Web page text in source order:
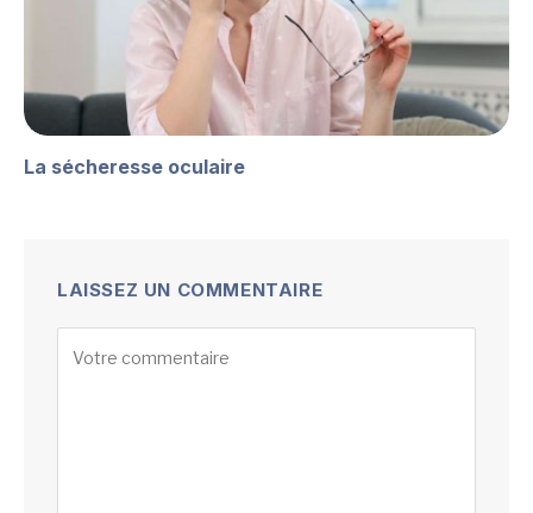
La sécheresse oculaire
LAISSEZ UN COMMENTAIRE